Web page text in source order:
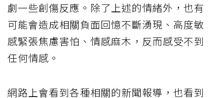
劇一些創傷反應。除了上述的情緒外，也有
可能會造成相關負面回憶不斷湧現、高度敏
感緊張焦慮害怕、情感麻木，反而感受不到
任何情感。
網路上會看到各種相關的新聞報導，也看到